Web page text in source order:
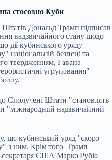
стосовно Куби
Дональд Трамп підписав
надзвичайного стану щодо
дії кубинського уряду
національній безпеці та
твердженням, Гавана
угруповання" —
Сполучені Штати "становлять
"міжнародний надзвичайний
що кубинський уряд "скоро
з ним. Крім того, Трамп
секретаря США Марко Рубіо